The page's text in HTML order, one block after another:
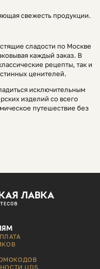
свежесть продукции.
сладости по Москве
каждый заказ. В
рецепты, так и
ценителей.
исключительным
изделий со всего
путешествие без
UDS